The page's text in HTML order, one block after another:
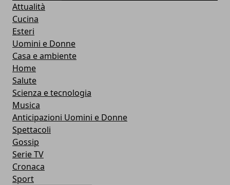
Attualità
Cucina
Esteri
Uomini e Donne
Casa e ambiente
Home
Salute
Scienza e tecnologia
Musica
Anticipazioni Uomini e Donne
Spettacoli
Gossip
Serie TV
Cronaca
Sport